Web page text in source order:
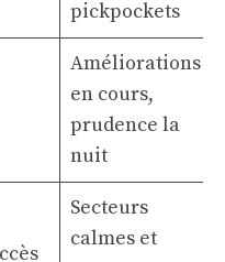
pickpockets
Améliorations
en cours,
prudence la
nuit
Secteurs
calmes et